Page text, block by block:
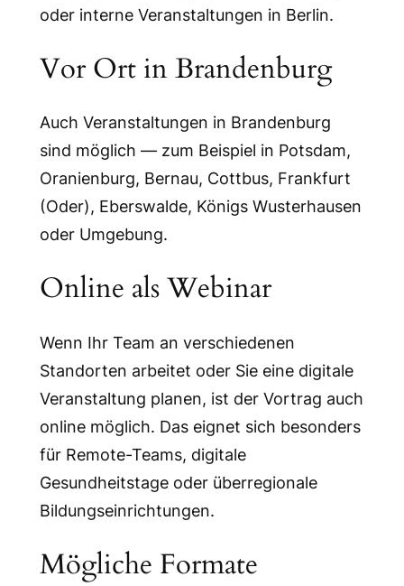
oder interne Veranstaltungen in Berlin.
Vor Ort in Brandenburg
Auch Veranstaltungen in Brandenburg
sind möglich — zum Beispiel in Potsdam,
Oranienburg, Bernau, Cottbus, Frankfurt
(Oder), Eberswalde, Königs Wusterhausen
oder Umgebung.
Online als Webinar
Wenn Ihr Team an verschiedenen
Standorten arbeitet oder Sie eine digitale
Veranstaltung planen, ist der Vortrag auch
online möglich. Das eignet sich besonders
für Remote-Teams, digitale
Gesundheitstage oder überregionale
Bildungseinrichtungen.
Mögliche Formate